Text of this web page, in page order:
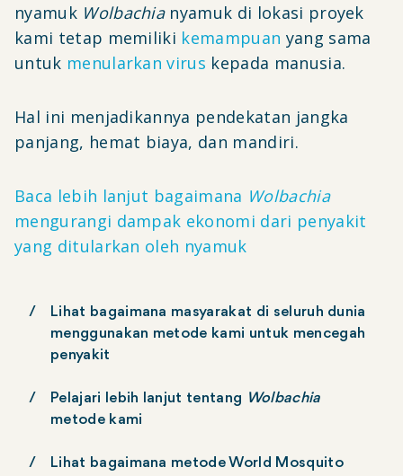
nyamuk Wolbachia nyamuk di lokasi proyek
kami tetap memiliki kemampuan yang sama
untuk menularkan virus kepada manusia.
Hal ini menjadikannya pendekatan jangka
panjang, hemat biaya, dan mandiri.
Baca lebih lanjut bagaimana Wolbachia
mengurangi dampak ekonomi dari penyakit
yang ditularkan oleh nyamuk
Lihat bagaimana masyarakat di seluruh dunia
menggunakan metode kami untuk mencegah
penyakit
Pelajari lebih lanjut tentang Wolbachia
metode kami
Lihat bagaimana metode World Mosquito